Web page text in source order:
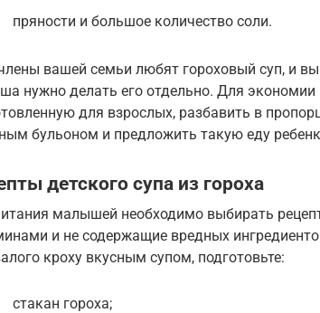
пряности и большое количество соли.
вашей семьи любят гороховый суп, и
нужно делать его отдельно. Для
для взрослых, разбавить в
бульоном и предложить такую еду
детского супа из гороха
малышей необходимо выбирать
и не содержащие вредных
кроху вкусным супом, подготовьте:
стакан гороха;